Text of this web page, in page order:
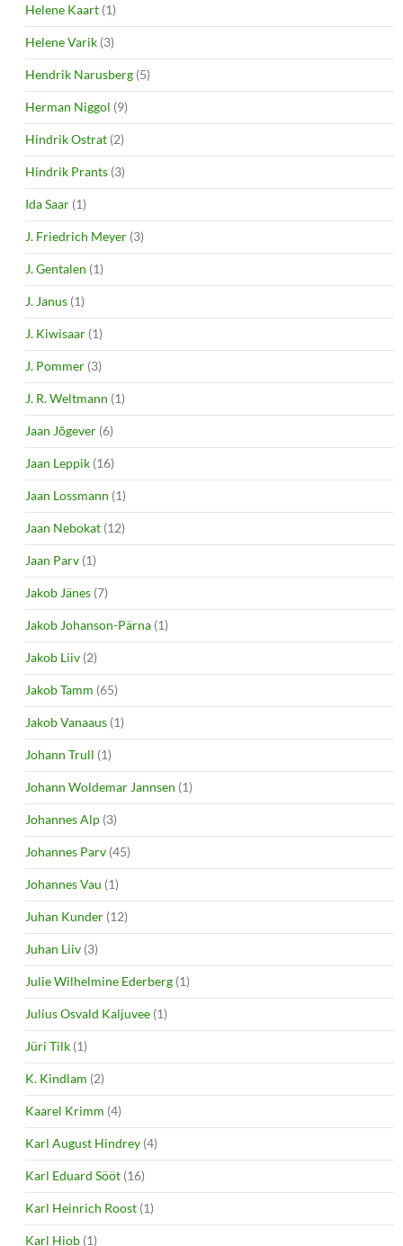
Helene Kaart (1)
Helene Varik (3)
Hendrik Narusberg (5)
Herman Niggol (9)
Hindrik Ostrat (2)
Hindrik Prants (3)
Ida Saar (1)
J. Friedrich Meyer (3)
J. Gentalen (1)
J. Janus (1)
J. Kiwisaar (1)
J. Pommer (3)
J. R. Weltmann (1)
Jaan Jõgever (6)
Jaan Leppik (16)
Jaan Lossmann (1)
Jaan Nebokat (12)
Jaan Parv (1)
Jakob Jänes (7)
Jakob Johanson-Pärna (1)
Jakob Liiv (2)
Jakob Tamm (65)
Jakob Vanaaus (1)
Johann Trull (1)
Johann Woldemar Jannsen (1)
Johannes Alp (3)
Johannes Parv (45)
Johannes Vau (1)
Juhan Kunder (12)
Juhan Liiv (3)
Julie Wilhelmine Ederberg (1)
Julius Osvald Kaljuvee (1)
Jüri Tilk (1)
K. Kindlam (2)
Kaarel Krimm (4)
Karl August Hindrey (4)
Karl Eduard Sööt (16)
Karl Heinrich Roost (1)
Karl Hiob (1)